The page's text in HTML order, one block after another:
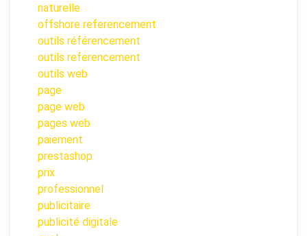
naturelle
offshore referencement
outils référencement
outils referencement
outils web
page
page web
pages web
paiement
prestashop
prix
professionnel
publicitaire
publicité digitale